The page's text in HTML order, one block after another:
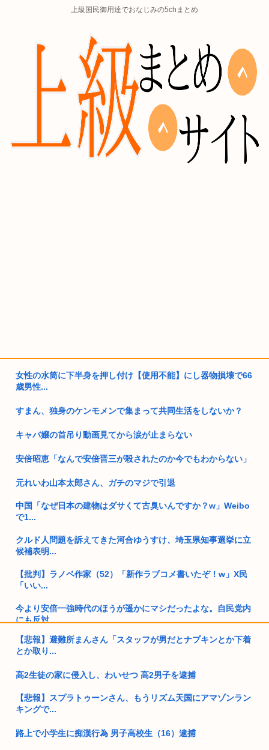
上級国民御用達でおなじみの5chまとめ
女性の水筒に下半身を押し付け【使用不能】にし器物損壊で66
歳男性...
すまん、独身のケンモメンで集まって共同生活をしないか？
キャバ嬢の首吊り動画見てから涙が止まらない
安倍昭恵「なんで安倍晋三が殺されたのか今でもわからない」
元れいわ山本太郎さん、ガチのマジで引退
中国「なぜ日本の建物はダサくて古臭いんですか？w」Weibo
で1...
クルド人問題を訴えてきた河合ゆうすけ、埼玉県知事選挙に立
候補表明...
【批判】ラノベ作家（52）「新作ラブコメ書いたぞ！w」X民
「いい...
今より安倍一強時代のほうが遥かにマシだったよな。自民党内
にも反対...
女さんビッパーきてくれお話したい❗❗❗❗❗❗❗❗❗❗
年内高市...
童貞大学生ワイ、バイト先のJDに飲みに誘われる！！！
【悲報】避難所まんさん「スタッフが男だとナプキンとか下着
とか取り...
高2生徒の家に侵入し、わいせつ 高2男子を逮捕
【悲報】スプラトゥーンさん、もうリズム天国にアマゾンラン
キングで...
路上で小学生に痴漢行為 男子高校生（16）逮捕